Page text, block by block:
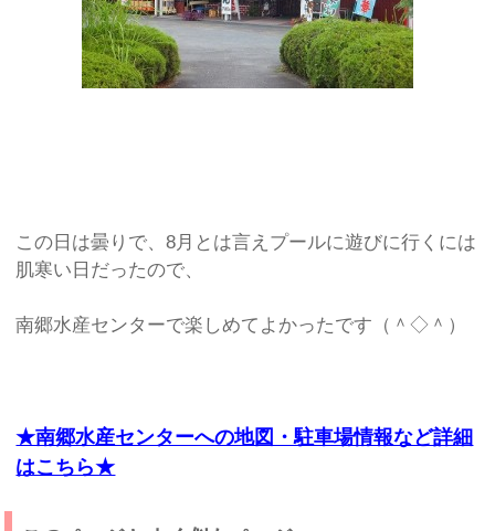
この日は曇りで、8月とは言えプールに遊びに行くには
肌寒い日だったので、
南郷水産センターで楽しめてよかったです（＾◇＾）
★南郷水産センターへの地図・駐車場情報など詳細
はこちら★